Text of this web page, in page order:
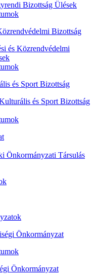
Bizottság Ülések
Bizottság
és Közrendvédelmi
és Sport Bizottság
és Sport Bizottság
Önkormányzati Társulás
Önkormányzat
Önkormányzat